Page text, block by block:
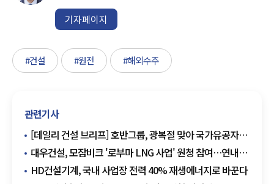
기자페이지
#건설 #원전 #해외수주
관련기사
[데일리 건설 브리프] 호반그룹, 광복절 맞아 국가유공자
장수사진 촬영 봉사활동 外
대우건설, 모잠비크 '로부마 LNG 사업' 원청 참여…연내
EPC 본계약 목표
HD건설기계, 국내 사업장 전력 40% 재생에너지로 바꾼다